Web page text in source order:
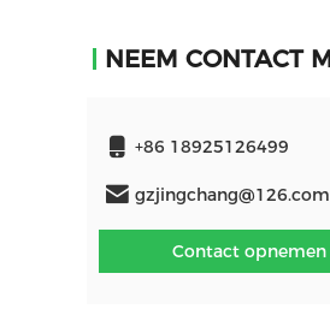
+86 18925126499
gzjingchang@126.com
Contact opnemen